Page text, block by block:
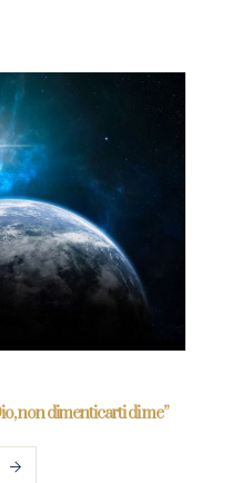
non dimenticarti di me”